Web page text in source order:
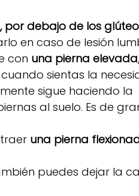
por debajo de los
en caso de lesión
con una pierna elevada,
sientas la
sigue haciendo la
al suelo. Es de
una pierna
puedes dejar la